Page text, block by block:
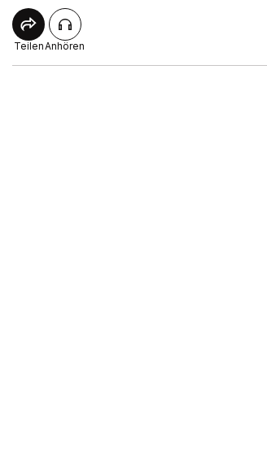
TeilenAnhören